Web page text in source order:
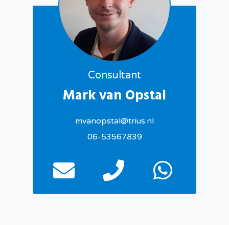
Consultant
Mark van Opstal
mvanopstal@trius.nl
06-53567839